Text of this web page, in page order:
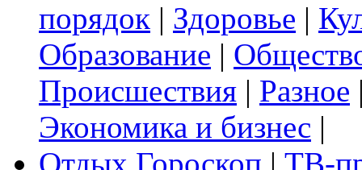
порядок | Здоровье |
Образование |
Происшествия | Разное
Экономика и бизнес |